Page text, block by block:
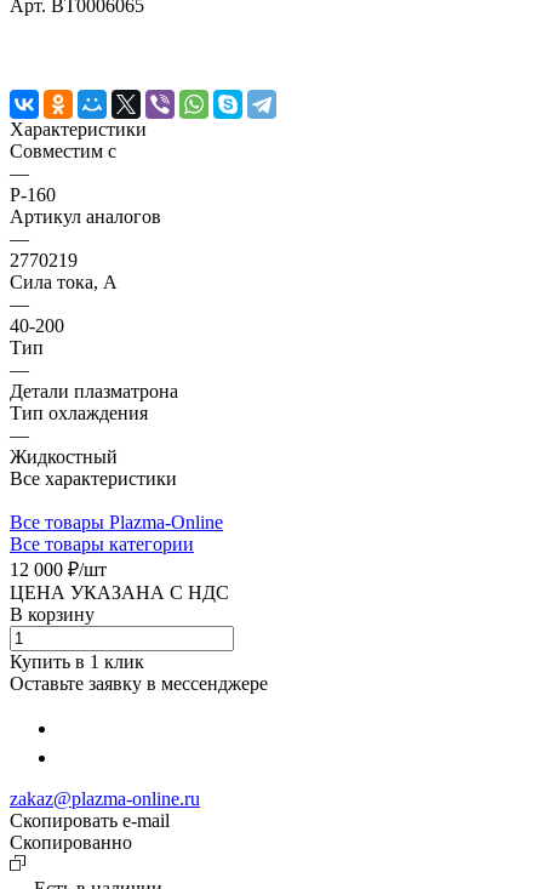
Арт. BT0006065
Характеристики
Совместим с
—
P-160
Артикул аналогов
—
2770219
Сила тока, А
—
40-200
Тип
—
Детали плазматрона
Тип охлаждения
—
Жидкостный
Все характеристики
Все товары Plazma-Online
Все товары категории
12 000 ₽/шт
ЦЕНА УКАЗАНА С НДС
В корзину
Купить в 1 клик
Оставьте заявку в мессенджере
zakaz@plazma-online.ru
Скопировать e-mail
Cкопированно